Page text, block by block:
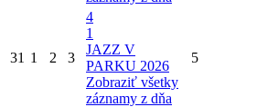
31 1 2 3
4
1
JAZZ V
PARKU 2026
Zobraziť všetky
záznamy z dňa
5